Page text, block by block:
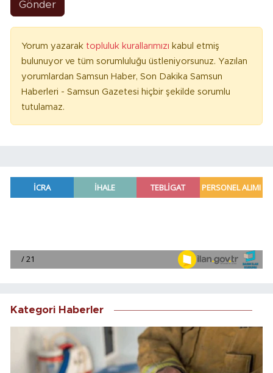
Gönder
Yorum yazarak topluluk kurallarımızı kabul etmiş
bulunuyor ve tüm sorumluluğu üstleniyorsunuz. Yazılan
yorumlardan Samsun Haber, Son Dakika Samsun
Haberleri - Samsun Gazetesi hiçbir şekilde sorumlu
tutulamaz.
Kategori Haberler